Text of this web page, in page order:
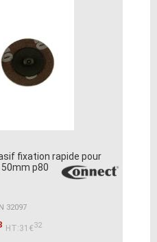
fixation rapide pour
p80
32097
HT:31€32